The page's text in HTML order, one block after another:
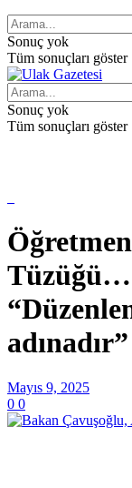
Sonuç yok
Tüm sonuçları göster
Sonuç yok
Tüm sonuçları göster
adınadır”
Mayıs 9, 2025
0 0